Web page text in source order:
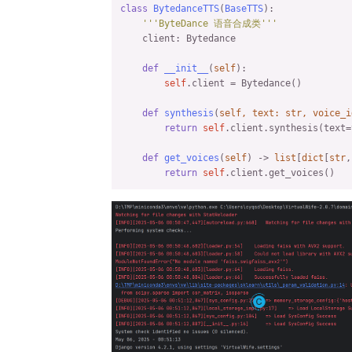
dirPath =
if not os.path.exists(dirPath):
            os.makedirs(dirPath)
# 用open创建文件 兼容mac
open(file_path, 'a').close()
# 写入语音文件
with open(file_path, 'wb') as
data =
class Bytedance
    client: BytedanceTTSAPI
def __init__(self):
self.client = BytedanceTTSAPI()
def synthesis(self, text: str,
        params = {
class BytedanceTTS( BaseTTS):
'''ByteDance 语音合成类'''
    client: Bytedance
def __init__ ( self):
self .client = Bytedance()
def synthesis ( self, text: str,
return self
def get_voices ( self) -> list [dict [str,
return self .client.get_voices()